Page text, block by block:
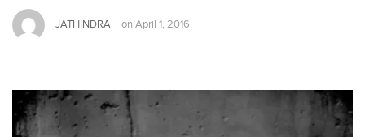
JATHINDRA on April 1, 2016